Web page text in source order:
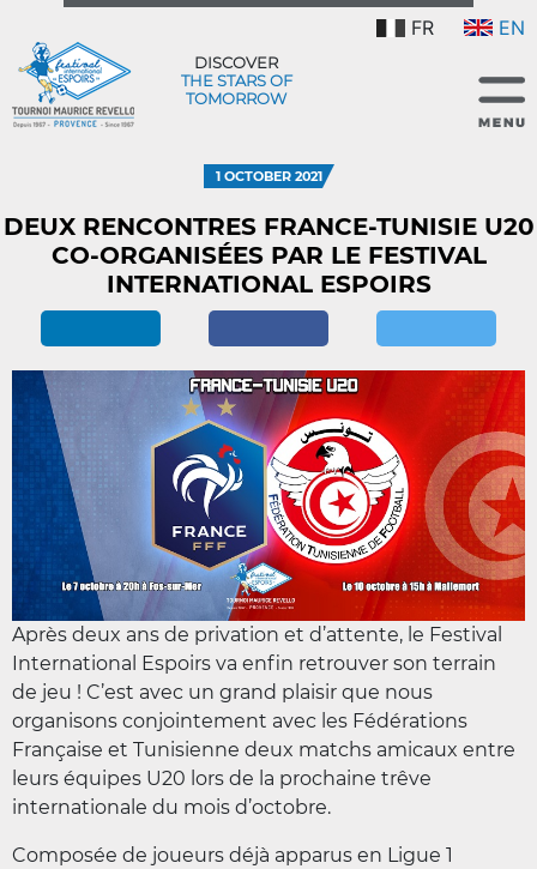
FR EN
DISCOVER
THE STARS OF
TOMORROW
1 OCTOBER 2021
DEUX RENCONTRES FRANCE-TUNISIE U20
CO-ORGANISÉES PAR LE FESTIVAL
INTERNATIONAL ESPOIRS
Après deux ans de privation et d’attente, le Festival
International Espoirs va enfin retrouver son terrain
de jeu ! C’est avec un grand plaisir que nous
organisons conjointement avec les Fédérations
Française et Tunisienne deux matchs amicaux entre
leurs équipes U20 lors de la prochaine trêve
internationale du mois d’octobre.
Composée de joueurs déjà apparus en Ligue 1